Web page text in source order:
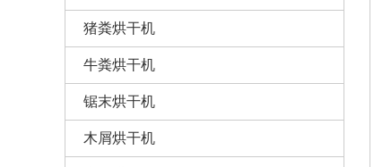
猪粪烘干机
牛粪烘干机
锯末烘干机
木屑烘干机